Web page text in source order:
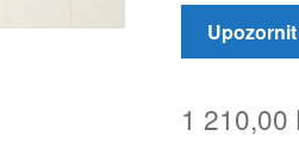
1 210,00